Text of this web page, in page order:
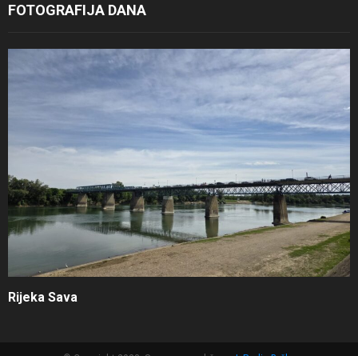
FOTOGRAFIJA DANA
Rijeka Sava